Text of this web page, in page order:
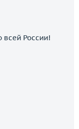
всей России!